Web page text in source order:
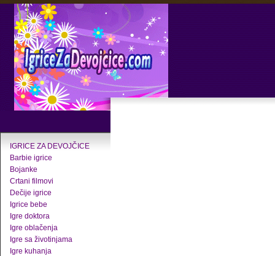
IGRICE ZA DEVOJČICE
Barbie igrice
Bojanke
Crtani filmovi
Dečije igrice
Igrice bebe
Igre doktora
Igre oblačenja
Igre sa životinjama
Igre kuhanja